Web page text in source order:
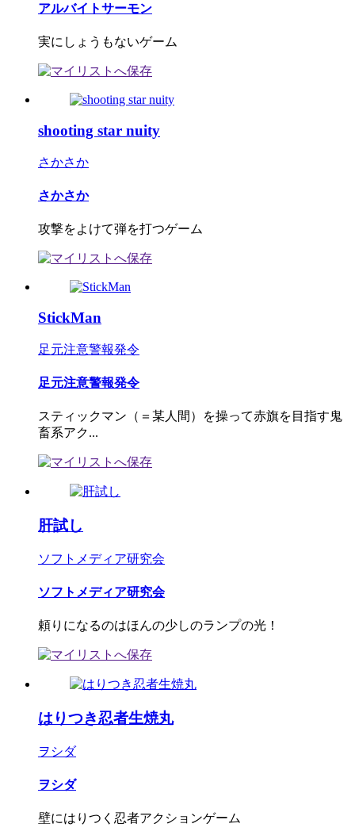
アルバイトサーモン
実にしょうもないゲーム
shooting star nuity
さかさか
さかさか
攻撃をよけて弾を打つゲーム
StickMan
足元注意警報発令
足元注意警報発令
スティックマン（＝某人間）を操って赤旗を目指す鬼
畜系アク...
肝試し
ソフトメディア研究会
ソフトメディア研究会
頼りになるのはほんの少しのランプの光！
はりつき忍者生焼丸
ヲシダ
ヲシダ
壁にはりつく忍者アクションゲーム